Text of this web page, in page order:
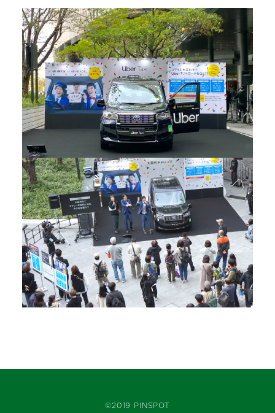
©2019 PINSPOT